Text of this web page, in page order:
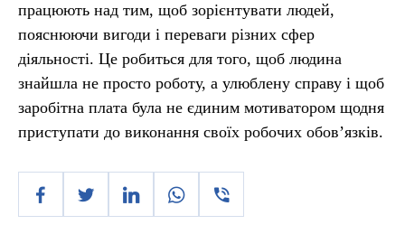
працюють над тим, щоб зорієнтувати людей,
пояснюючи вигоди і переваги різних сфер
діяльності. Це робиться для того, щоб людина
знайшла не просто роботу, а улюблену справу і щоб
заробітна плата була не єдиним мотиватором щодня
приступати до виконання своїх робочих обов’язків.